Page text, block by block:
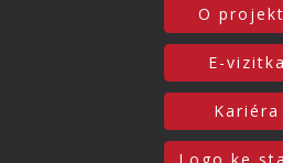
O
E-vizitka
Kariéra